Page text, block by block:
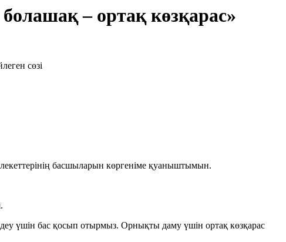
– ортақ көзқарас»
басшыларын көргеніме қуаныштымын.
үшін бас қосып отырмыз. Орнықты даму үшін ортақ көзқарас